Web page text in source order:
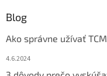
Blog
Ako správne užívať
4.6.2024